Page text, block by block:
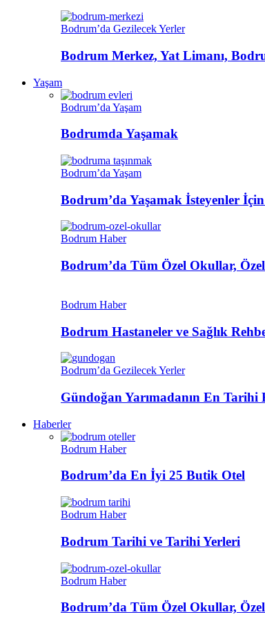
Bodrum’da Gezilecek Yerler
Bodrum Merkez, Yat Limanı,
Yaşam
Bodrum’da Yaşam
Bodrumda Yaşamak
Bodrum’da Yaşam
Bodrum’da Yaşamak İsteyenler
Bodrum Haber
Bodrum’da Tüm Özel Okullar,
Bodrum Haber
Bodrum Hastaneler ve Sağlık
Bodrum’da Gezilecek Yerler
Gündoğan Yarımadanın En Tarihi
Haberler
Bodrum Haber
Bodrum’da En İyi 25 Butik Otel
Bodrum Haber
Bodrum Tarihi ve Tarihi Yerleri
Bodrum Haber
Bodrum’da Tüm Özel Okullar,